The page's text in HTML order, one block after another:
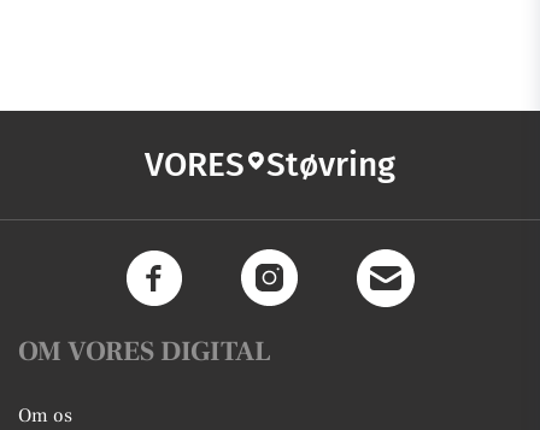
VORES Støvring
OM VORES DIGITAL
Om os